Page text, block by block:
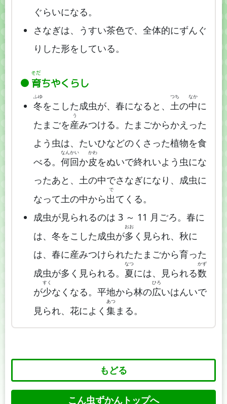
ぐらいになる。
さなぎは、うすい茶色で、全体的にずんぐ
りした形をしている。
育
そだ
ちやくらし
冬
ふゆ
をこした成虫が、春になると、 土
つち
の中
なか
に
たまごを産
う
みつける。たまごからかえった
よう虫は、たいひなどのくさった植物を食
べる。 何
なん
回
かい
か皮
かわ
をぬいで終れいよう虫にな
ったあと、土の中でさなぎになり、成虫に
なって土の中から出
で
てくる。
成虫が見られるのは 3 ～ 11 月ごろ。春に
は、冬をこした成虫が多
おお
く見られ、秋に
は、春に産みつけられたたまごから育った
成虫が多く見られる。 夏
なつ
には、見られる数
かず
が少
すく
なくなる。平地から林の広
ひろ
いはんいで
見られ、花によく 集
あつ
まる。
もどる
こん虫ずかんトップへ